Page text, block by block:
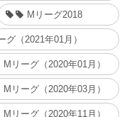
Mリーグ2018
グ（2021年01月）
Mリーグ（2020年01月）
Mリーグ（2020年03月）
Mリーグ（2020年11月）